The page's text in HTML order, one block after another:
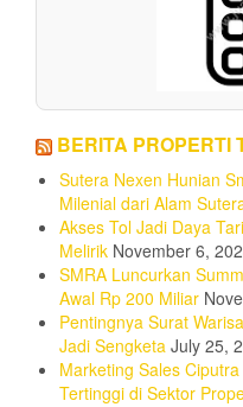
BERITA PROPERTI
Sutera Nexen Hunian
Milenial dari Alam
Akses Tol Jadi Daya
Melirik November 6,
SMRA Luncurkan
Awal Rp 200 Miliar
Pentingnya Surat
Jadi Sengketa July 25,
Marketing Sales
Tertinggi di Sektor